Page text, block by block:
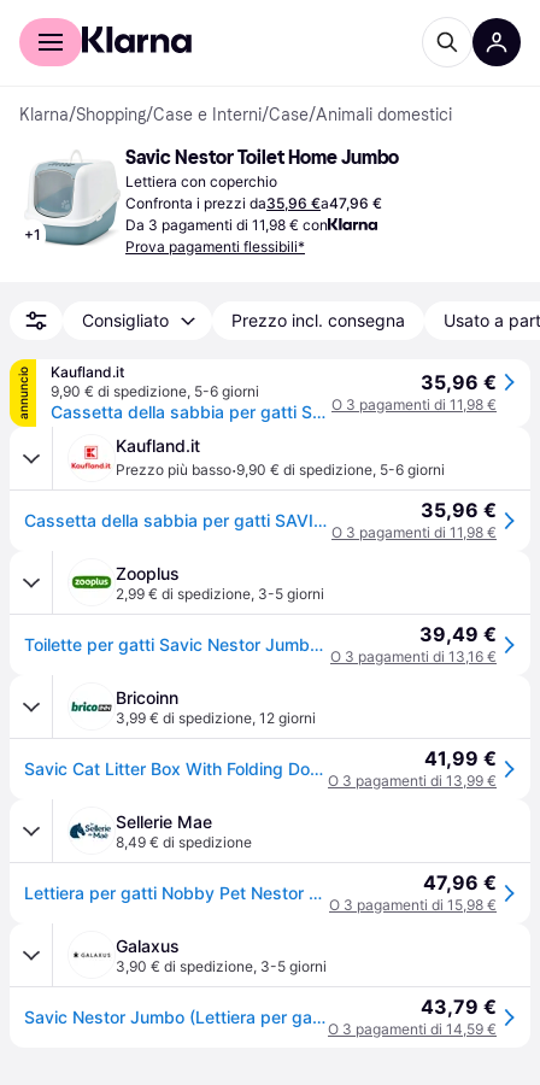
Per il tuo shopping
Klarna/Shopping/Case e Interni/Case/Animali domestici
+1
Savic Nestor Toilet Home Jumbo
Lettiera con coperchio
Confronta i prezzi da35,96 €a47,96 €
Da 3 pagamenti di 11,98 € con
Prova pagamenti flessibili*
Consigliato Prezzo incl. consegna Usato a
annuncio
Kaufland.it
9,90 € di spedizione, 5-6 giorni
Cassetta della sabbia per gatti SAVIC Nestor Jumbo Bianco-Grigio – 66,5x48,5x46,5 cm – 1 pz.
35,96 €
O 3 pagamenti di 11,98 €
Kaufland.it
Prezzo più basso·9,90 € di spedizione, 5-6 giorni
Cassetta della sabbia per gatti SAVIC Nestor Jumbo Bianco-Grigio – 66,5x48,5x46,5 cm – 1 pz. 35,96 €
O 3 pagamenti di 11,98 €
Zooplus
2,99 € di spedizione, 3-5 giorni
Toilette per gatti Savic Nestor Jumbo - grigio chiaro / bianco 39,49 €
O 3 pagamenti di 13,16 €
Bricoinn
3,99 € di spedizione, 12 giorni
Savic Cat Litter Box With Folding Door Bianco 41,99 €
O 3 pagamenti di 13,99 €
Sellerie Mae
8,49 € di spedizione
Lettiera per gatti Nobby Pet Nestor Jumbo - Gris 47,96 €
O 3 pagamenti di 15,98 €
Galaxus
3,90 € di spedizione, 3-5 giorni
Savic Nestor Jumbo (Lettiera per gatti chiusa), Lettiera per gatti 43,79 €
O 3 pagamenti di 14,59 €